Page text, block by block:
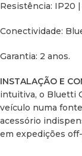
Resistência: IP20 |
Conectividade:
Garantia: 2 anos.
INSTALAÇÃO E
intuitiva, o Bluetti
veículo numa
acessório
em expedições